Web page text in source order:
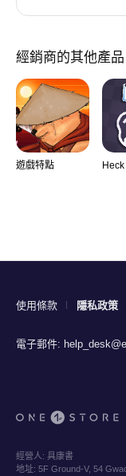
經銷商的其他產品
遊戲特點
使用條款 隱私政策
電子郵件:
經營人: 具康書
地址: 5F Ground-V, 54